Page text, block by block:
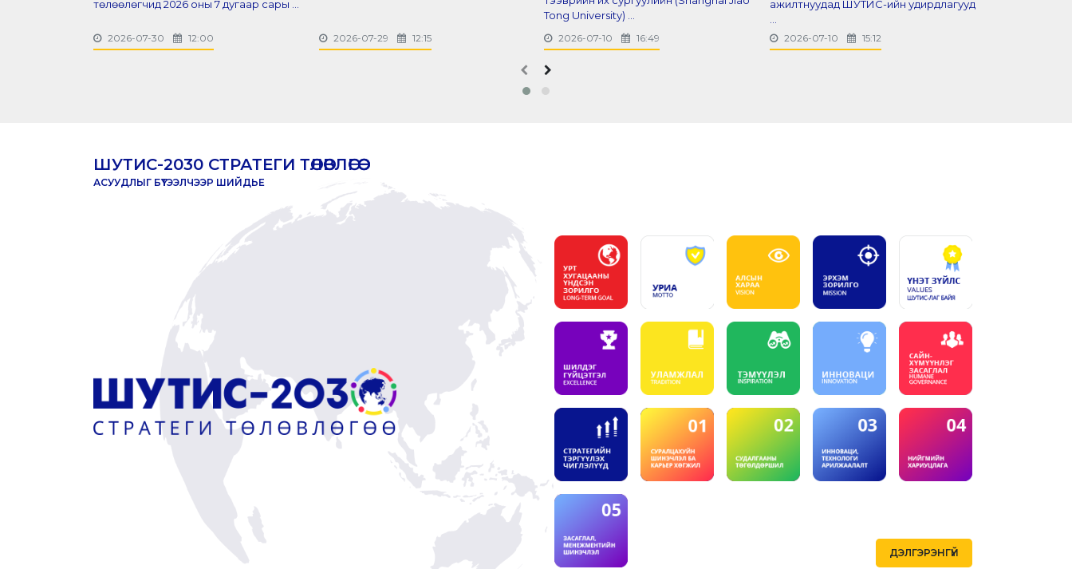
төлөөлөгчид 2026 оны 7 дугаар сары ...
2026-07-30 12:00 2026-07-29 12:15
Tong University) ...
2026-07-10 16:49
ажилтнуудад ШУТИС-ийн удирдлагууд
2026-07-10 15:12
ШУТИС-2030 СТРАТЕГИ ТӨЛӨВЛӨГӨӨ
АСУУДЛЫГ БҮТЭЭЛЧЭЭР ШИЙДЬЕ
ДЭЛГЭРЭНГҮЙ